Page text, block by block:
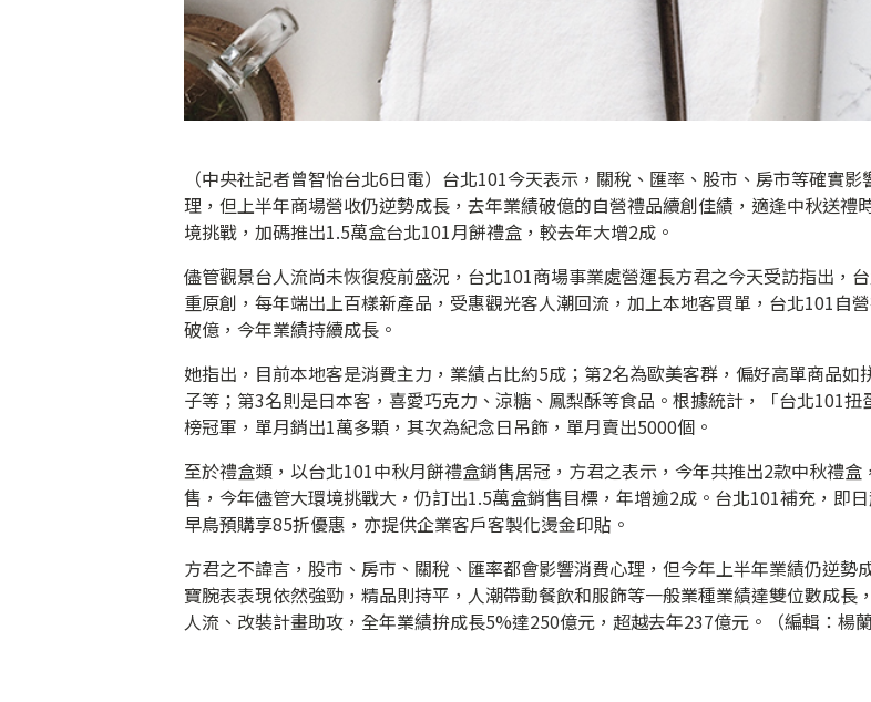
（中央社記者曾智怡台北6日電）台北101今天表示，關稅、匯率、股市、房市等確實影
理，但上半年商場營收仍逆勢成長，去年業績破億的自營禮品續創佳績，適逢中秋送禮
境挑戰，加碼推出1.5萬盒台北101月餅禮盒，較去年大增2成。
儘管觀景台人流尚未恢復疫前盛況，台北101商場事業處營運長方君之今天受訪指出，
重原創，每年端出上百樣新產品，受惠觀光客人潮回流，加上本地客買單，台北101自
破億，今年業績持續成長。
她指出，目前本地客是消費主力，業績占比約5成；第2名為歐美客群，偏好高單商品如
子等；第3名則是日本客，喜愛巧克力、涼糖、鳳梨酥等食品。根據統計，「台北101扭
榜冠軍，單月銷出1萬多顆，其次為紀念日吊飾，單月賣出5000個。
至於禮盒類，以台北101中秋月餅禮盒銷售居冠，方君之表示，今年共推出2款中秋禮盒
售，今年儘管大環境挑戰大，仍訂出1.5萬盒銷售目標，年增逾2成。台北101補充，即
早鳥預購享85折優惠，亦提供企業客戶客製化燙金印貼。
方君之不諱言，股市、房市、關稅、匯率都會影響消費心理，但今年上半年業績仍逆勢
寶腕表表現依然強勁，精品則持平，人潮帶動餐飲和服飾等一般業種業績達雙位數成長
人流、改裝計畫助攻，全年業績拚成長5%達250億元，超越去年237億元。（編輯：楊